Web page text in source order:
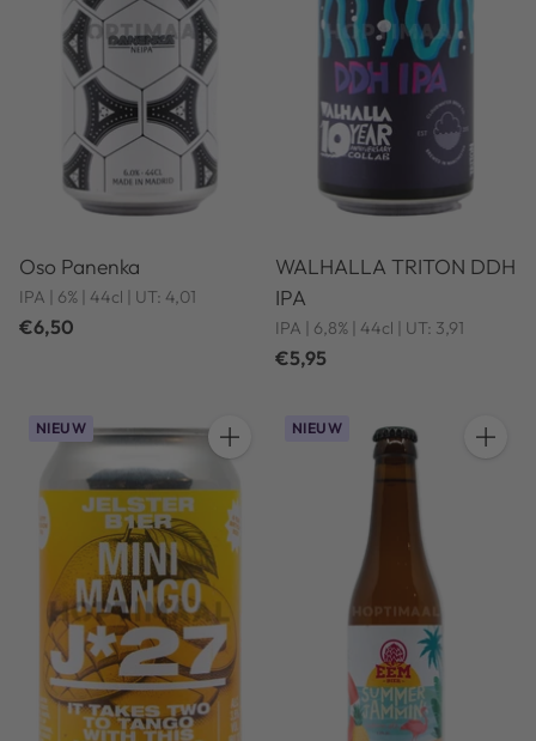
Oso Panenka
IPA | 6% | 44cl | UT: 4,01
€6,50
WALHALLA TRITON DDH
IPA
IPA | 6,8% | 44cl | UT: 3,91
€5,95
NIEUW
Hoeveelheid
NIEUW